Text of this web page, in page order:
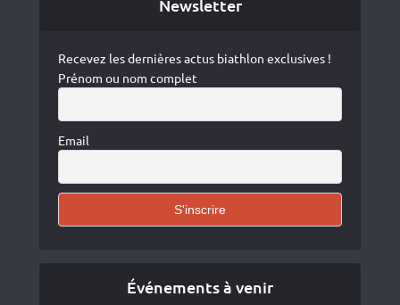
Newsletter
Recevez les dernières actus biathlon exclusives !
Prénom ou nom complet
Email
Événements à venir